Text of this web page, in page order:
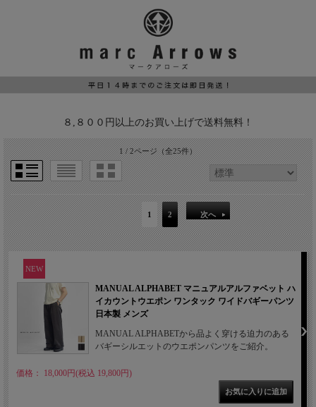
８,８００円以上のお買い上げで送料無料！
1 / 2ページ（全25件）
1 2 次へ
NEW
MANUAL ALPHABET マニュアルアルファベット ハ
イカウントウエポン ワンタック ワイドバギーパンツ
日本製 メンズ
MANUAL ALPHABETから品よく穿ける迫力のある
バギーシルエットのウエポンパンツをご紹介。
価格： 18,000円(税込 19,800円)